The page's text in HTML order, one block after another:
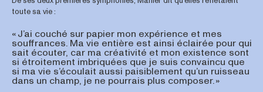
toute sa vie :
« J’ai couché sur papier mon expérience et mes
souffrances. Ma vie entière est ainsi éclairée pour qui
sait écouter, car ma créativité et mon existence sont
si étroitement imbriquées que je suis convaincu que
si ma vie s’écoulait aussi paisiblement qu’un ruisseau
dans un champ, je ne pourrais plus composer. »